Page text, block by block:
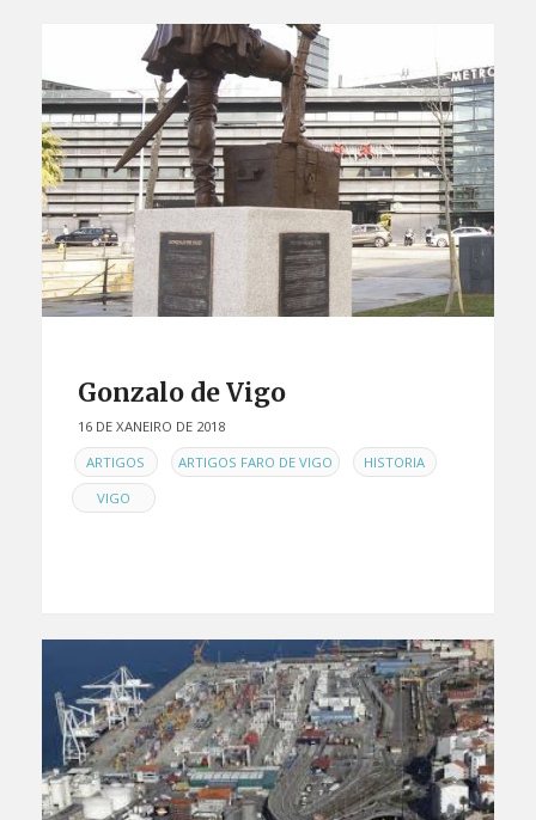
Gonzalo de Vigo
16 DE XANEIRO DE 2018
EN ARTIGOS , ARTIGOS FARO DE VIGO , HISTORIA ,
VIGO